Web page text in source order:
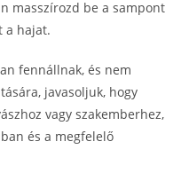
masszírozd be a sampont
a hajat.
fennállnak, és nem
javasoljuk, hogy
vagy szakemberhez,
és a megfelelő